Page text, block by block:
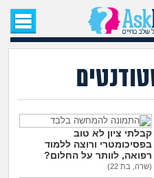
עמוד הבית
שאלות חדשות
שאלות שעוררו עניין
עצות חדשות
קבלתי ציון לא טוב
בפסיכומטרי ורוצה ללמוד
רפואה, לוותר על החלום?
(שרה, בת 22)